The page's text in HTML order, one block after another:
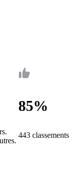
85%
443 classements
.